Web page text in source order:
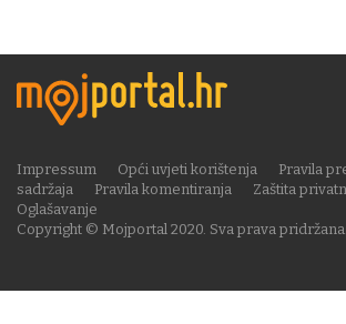
Copyright © Mojportal 2020. Sva prava pridržana.
Impressum Opći uvjeti korištenja
Pravila
sadržaja
Pravila komentiranja Zaštita
Oglašavanje